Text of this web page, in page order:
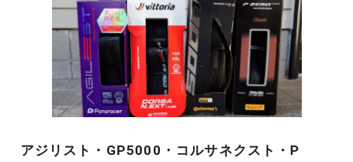
アジリスト・GP5000・コルサネクスト・P